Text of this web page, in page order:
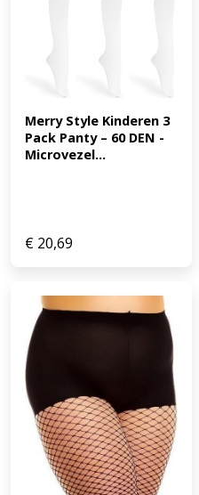
Merry Style Kinderen 3
Pack Panty – 60 DEN -
Microvezel...
€ 20,69